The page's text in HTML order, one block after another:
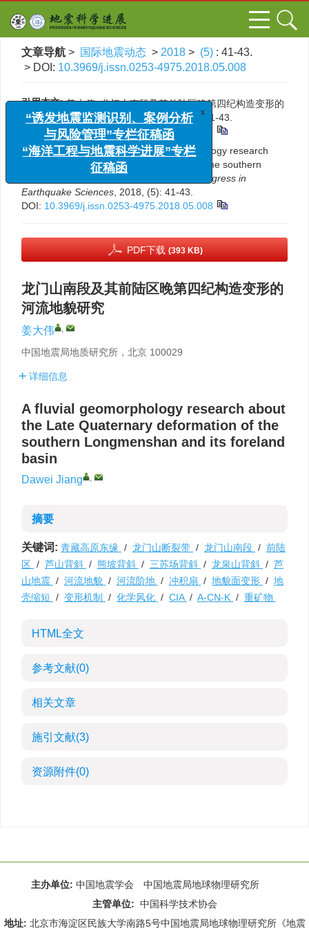
文章导航 > 国际地震动态 > 2018 > (5) : 41-43.
> DOI: 10.3969/j.issn.0253-4975.2018.05.008
引用本文:姜大伟. 龙门山南段及其前陆区晚第四纪构造变形的
河流地貌研究[J]. 国际地震动态, 2018, (5): 41-43.
10.3969/j.issn.0253-4975.2018.05.008
Citation: Dawei Jiang. A fluvial geomorphology research
about the Late Quaternary deformation of the southern
Progress in
Earthquake Sciences , 2018, (5): 41-43.
DOI: 10.3969/j.issn.0253-4975.2018.05.008
PDF下载 (393 KB)
龙门山南段及其前陆区晚第四纪构造变形的
河流地貌研究
姜大伟 ,
中国地震局地质研究所，北京 100029
详细信息
A fluvial geomorphology research about
the Late Quaternary deformation of the
southern Longmenshan and its foreland
basin
Dawei Jiang ,
摘要
关键词: 青藏高原东缘 / 龙门山断裂带 / 龙门山南段 / 前陆
区 / 芦山背斜 / 熊坡背斜 / 三苏场背斜 / 龙泉山背斜 / 芦
山地震 / 河流地貌 / 河流阶地 / 冲积扇 / 地貌面变形 / 地
壳缩短 / 变形机制 / 化学风化 / CIA / A-CN-K / 重矿物
HTML全文
参考文献(0)
相关文章
施引文献(3)
资源附件(0)
主办单位: 中国地震学会 中国地震局地球物理研究所
主管单位: 中国科学技术协会
地址: 北京市海淀区民族大学南路5号中国地震局地球物理研究所《地震
“诱发地震监测识别、案例分析
与风险管理”专栏征稿函
“海洋工程与地震科学进展”专栏
征稿函